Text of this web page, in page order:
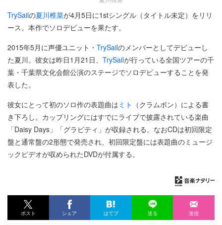
TrySailの夏川椎菜が4月5日に1stシングル（タイトル未定）をリリ
ース。本作でソロデビューを果たす。
2015年5月に声優ユニット・ TrySailのメンバーとしてデビューし
た夏川。彼女は昨日1月21日、 TrySailが行っている全国ツアーの千
葉・千葉県文化会館公演のステージでソロデビューすることを発
表した。
彼女にとって初のソロ作の表題曲は ミト （クラムボン）による書
き下ろし。カップリングにはすでにライブで披露されている楽曲
「Daisy Days」「グラビティ」が収録される。なおCDは初回限定
盤と通常盤の2形態で発売され、初回限定盤には表題曲のミュージ
ックビデオが収められたDVDが付属する。
ポスト シェア はてブ 送る 送信